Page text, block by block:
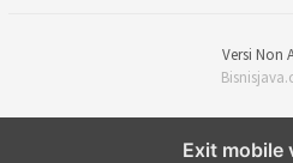
Versi Non
Exit mobile